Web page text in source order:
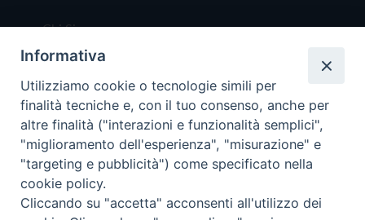
Chi Siamo
Redazione
Scrivici
Copyright © 2019 - Tutti i diritti riservati - Vita
Trentina Editrice
Informativa
Utilizziamo cookie o tecnologie simili per
finalità tecniche e, con il tuo consenso, anche per
altre finalità ("interazioni e funzionalità semplici",
"miglioramento dell'esperienza", "misurazione" e
"targeting e pubblicità") come specificato nella
cookie policy.
Cliccando su "accetta" acconsenti all'utilizzo dei